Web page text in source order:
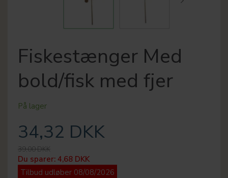
Fiskestænger Med
bold/fisk med fjer
På lager
34,32 DKK
39,00 DKK
Du sparer: 4,68 DKK
Tilbud udløber 08/08/2026